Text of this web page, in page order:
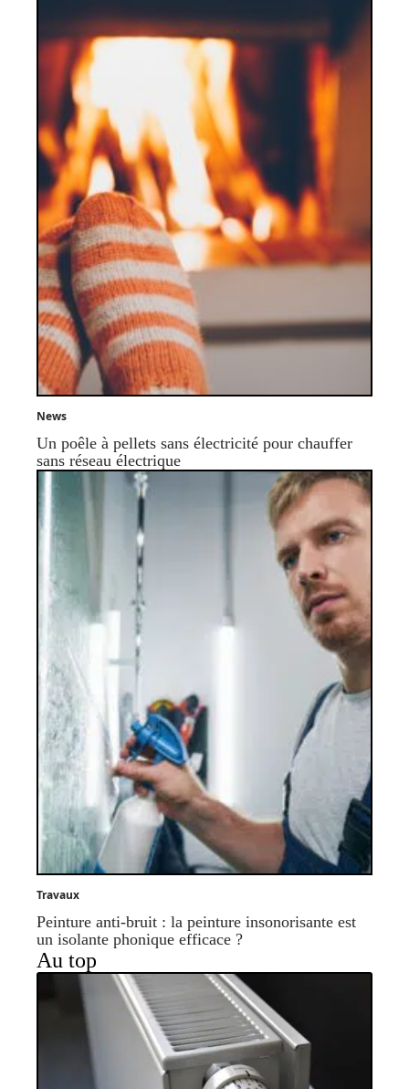
News
Un poêle à pellets sans électricité pour chauffer
sans réseau électrique
Travaux
Peinture anti-bruit : la peinture insonorisante est
un isolante phonique efficace ?
Au top